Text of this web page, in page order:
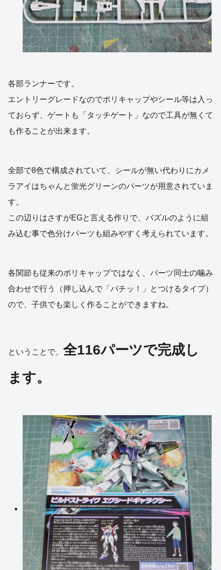
各部ランナーです。
エントリーグレードなのでポリキャップやシール等は入っ
ておらず、ゲートも「タッチゲート」なので工具が無くて
も作ることが出来ます。
全部で8色で構成されていて、シールが無い代わりにカメ
ラアイはちゃんと蛍光グリーンのパーツが用意されていま
す。
この辺りはさすがEGと言える作りで、パズルのように組
み込む事で色分けパーツも組みやすく考えられています。
各関節も従来のポリキャップではなく、パーツ同士の噛み
合わせで行う（押し込んで「パチッ！」とつけるタイプ）
ので、子供でも楽しく作ることができますね。
ということで、 全116パーツで完成し
ます。